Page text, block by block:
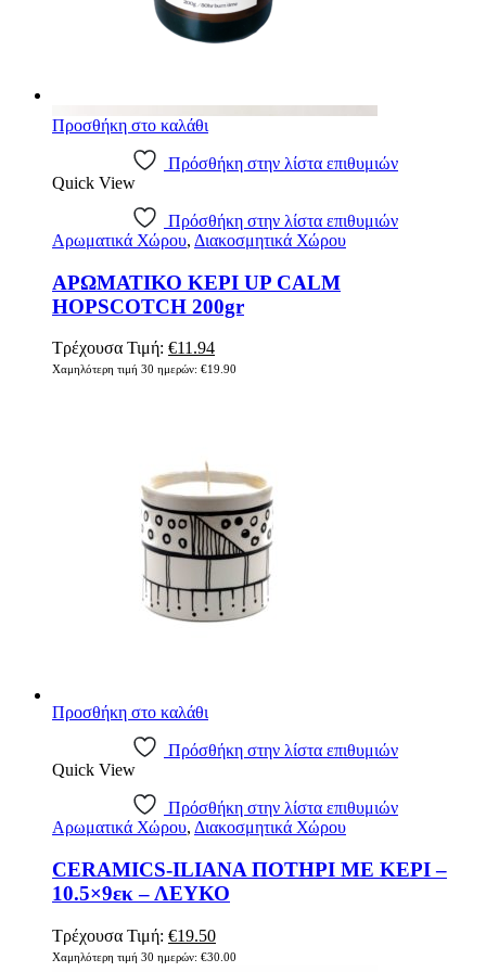
Προσθήκη στο καλάθι
Πρόσθήκη στην λίστα επιθυμιών
Quick View
Πρόσθήκη στην λίστα επιθυμιών
Αρωματικά Χώρου, Διακοσμητικά Χώρου
ΑΡΩΜΑΤΙΚΟ ΚΕΡΙ UP CALM
HOPSCOTCH 200gr
Τρέχουσα Τιμή: Original
price
€11.94Η
τρέχουσα
Χαμηλότερη τιμή 30 ημερών: €19.90
Προσθήκη στο καλάθι
Πρόσθήκη στην λίστα επιθυμιών
Quick View
Πρόσθήκη στην λίστα επιθυμιών
Αρωματικά Χώρου, Διακοσμητικά Χώρου
CERAMICS-ILIANA ΠΟΤΗΡΙ ΜΕ ΚΕΡΙ –
10.5×9εκ – ΛΕΥΚΟ
Τρέχουσα Τιμή: Original
price
€19.50Η
τρέχουσα
Χαμηλότερη τιμή 30 ημερών: €30.00